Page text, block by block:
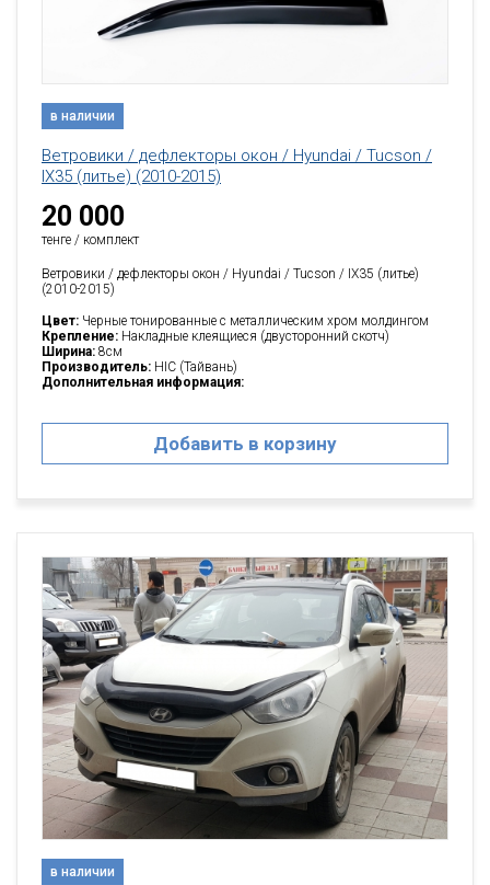
в наличии
Ветровики / дефлекторы окон / Hyundai / Tucson /
IX35 (литье) (2010-2015)
20 000
тенге / комплект
Ветровики / дефлекторы окон / Hyundai / Tucson / IX35 (литье)
(2010-2015)
Цвет: Черные тонированные с металлическим хром молдингом
Крепление: Накладные клеящиеся (двусторонний скотч)
Ширина: 8см
Производитель: HIC (Тайвань)
Дополнительная информация:
Добавить в корзину
в наличии